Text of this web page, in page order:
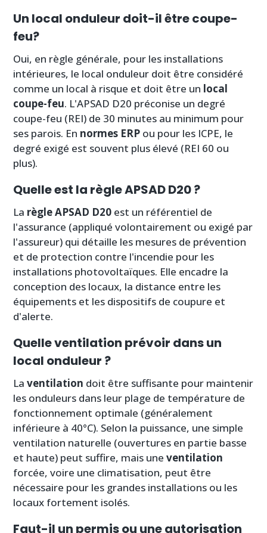
Un local onduleur doit-il être coupe-
feu?
Oui, en règle générale, pour les installations
intérieures, le local onduleur doit être considéré
comme un local à risque et doit être un local
coupe-feu. L'APSAD D20 préconise un degré
coupe-feu (REI) de 30 minutes au minimum pour
ses parois. En normes ERP ou pour les ICPE, le
degré exigé est souvent plus élevé (REI 60 ou
plus).
Quelle est la règle APSAD D20 ?
La règle APSAD D20 est un référentiel de
l'assurance (appliqué volontairement ou exigé par
l'assureur) qui détaille les mesures de prévention
et de protection contre l'incendie pour les
installations photovoltaïques. Elle encadre la
conception des locaux, la distance entre les
équipements et les dispositifs de coupure et
d'alerte.
Quelle ventilation prévoir dans un
local onduleur ?
Laventilation doit être suffisante pour maintenir
les onduleurs dans leur plage de température de
fonctionnement optimale (généralement
inférieure à 40°C). Selon la puissance, une simple
ventilation naturelle (ouvertures en partie basse
et haute) peut suffire, mais uneventilation
forcée, voire une climatisation, peut être
nécessaire pour les grandes installations ou les
locaux fortement isolés.
Faut-il un permis ou une autorisation